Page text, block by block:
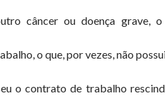
câncer ou doença grave,
o que, por vezes, não
o contrato de trabalho